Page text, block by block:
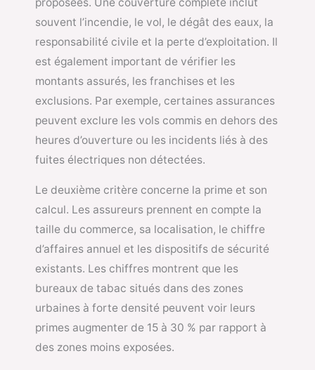
souvent l’incendie, le vol, le dégât des eaux, la
responsabilité civile et la perte d’exploitation. Il
est également important de vérifier les
montants assurés, les franchises et les
exclusions. Par exemple, certaines assurances
peuvent exclure les vols commis en dehors des
heures d’ouverture ou les incidents liés à des
fuites électriques non détectées.
Le deuxième critère concerne la prime et son
calcul. Les assureurs prennent en compte la
taille du commerce, sa localisation, le chiffre
d’affaires annuel et les dispositifs de sécurité
existants. Les chiffres montrent que les
bureaux de tabac situés dans des zones
urbaines à forte densité peuvent voir leurs
primes augmenter de 15 à 30 % par rapport à
des zones moins exposées.